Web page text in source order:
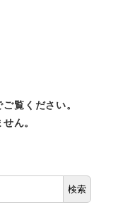
覧ください。
ん。
検索